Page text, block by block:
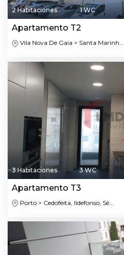
2 Habitaciones 1 WC
Apartamento T2
Vila Nova De Gaia > Santa Marinh...
3 Habitaciones 3 WC
Apartamento T3
Porto > Cedofeita, Ildefonso, Sé...